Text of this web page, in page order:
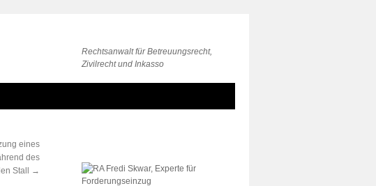
Rechtsanwalt für Betreuungsrecht,
Zivilrecht und Inkasso
eines
des
Stall
→